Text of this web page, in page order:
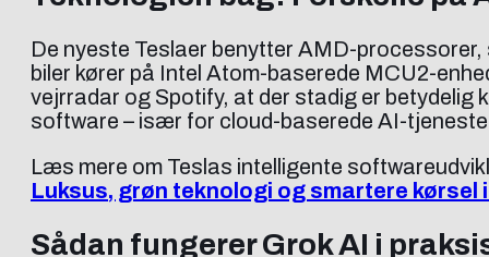
De nyeste Teslaer benytter AMD-
biler kører på Intel Atom-baserede MCU2-
vejrradar og Spotify, at der stadig er betydelig
software – især for cloud-baserede AI-
Læs mere om Teslas intelligente
Luksus, grøn teknologi og smartere kørsel
Sådan fungerer Grok AI i